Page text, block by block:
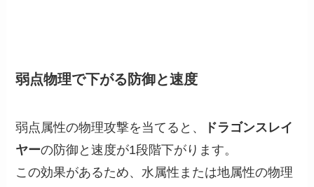
弱点物理で下がる防御と速度
弱点属性の物理攻撃を当てると、
ドラゴンスレイ
ヤーの防御と速度が1段階下がります。
この効果があるため、水属性または地属性の物理